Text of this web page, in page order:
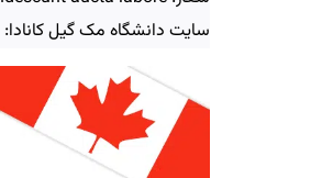
سایت دانشگاه مک گیل کانادا: